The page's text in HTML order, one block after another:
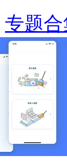
专题